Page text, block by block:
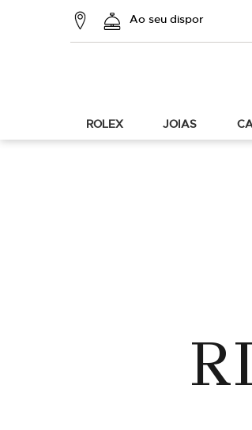
Ao seu dispor
ROLEX JOIAS